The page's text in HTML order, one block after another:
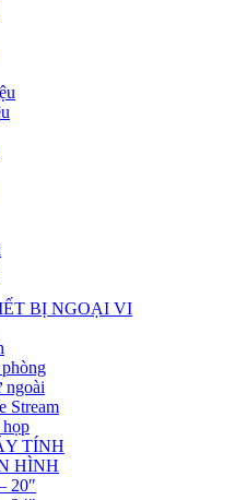
BỊ NGOẠI VI
ngoài
Stream
TÍNH
HÌNH
20″